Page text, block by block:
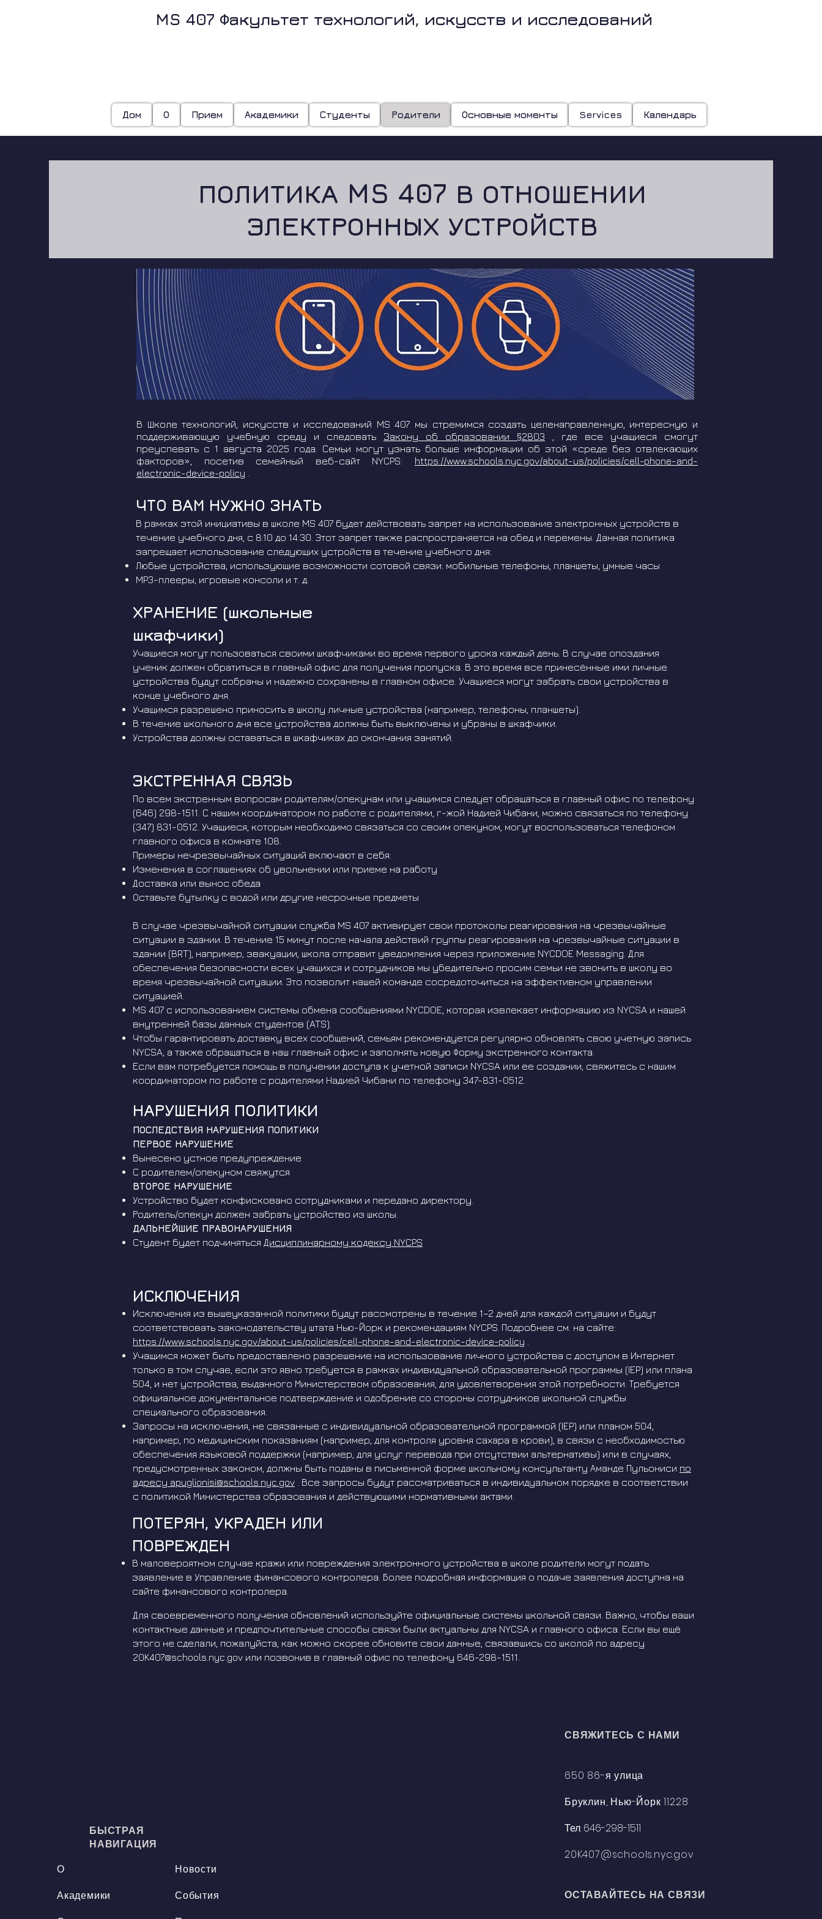
MS 407 Факультет технологий, искусств и исследований
Дом О Прием Академики Студенты Родители Основные моменты Services Календарь
ПОЛИТИКА MS 407 В ОТНОШЕНИИ
ЭЛЕКТРОННЫХ УСТРОЙСТВ
В Школе технологий, искусств и исследований MS 407 мы стремимся создать целенаправленную, интересную и
поддерживающую учебную среду и следовать Закону об образовании §2803 , где все учащиеся смогут
преуспевать с 1 августа 2025 года. Семьи могут узнать больше информации об этой «среде без отвлекающих
факторов», посетив семейный веб-сайт NYCPS: https://www.schools.nyc.gov/about-us/policies/cell-phone-and-
electronic-device-policy
ЧТО ВАМ НУЖНО ЗНАТЬ
В рамках этой инициативы в школе MS 407 будет действовать запрет на использование электронных устройств в
течение учебного дня, с 8:10 до 14:30. Этот запрет также распространяется на обед и перемены. Данная политика
запрещает использование следующих устройств в течение учебного дня:
Любые устройства, использующие возможности сотовой связи: мобильные телефоны, планшеты, умные часы
MP3-плееры, игровые консоли и т. д.
ХРАНЕНИЕ (школьные
шкафчики)
Учащиеся могут пользоваться своими шкафчиками во время первого урока каждый день. В случае опоздания
ученик должен обратиться в главный офис для получения пропуска. В это время все принесённые ими личные
устройства будут собраны и надежно сохранены в главном офисе. Учащиеся могут забрать свои устройства в
конце учебного дня.
Учащимся разрешено приносить в школу личные устройства (например, телефоны, планшеты).
В течение школьного дня все устройства должны быть выключены и убраны в шкафчики.
Устройства должны оставаться в шкафчиках до окончания занятий.
ЭКСТРЕННАЯ СВЯЗЬ
По всем экстренным вопросам родителям/опекунам или учащимся следует обращаться в главный офис по телефону
(646) 298-1511. С нашим координатором по работе с родителями, г-жой Надией Чибани, можно связаться по телефону
(347) 831-0512. Учащиеся, которым необходимо связаться со своим опекуном, могут воспользоваться телефоном
главного офиса в комнате 108.
Примеры нечрезвычайных ситуаций включают в себя:
Изменения в соглашениях об увольнении или приеме на работу
Доставка или вынос обеда
Оставьте бутылку с водой или другие несрочные предметы
В случае чрезвычайной ситуации служба MS 407 активирует свои протоколы реагирования на чрезвычайные
ситуации в здании. В течение 15 минут после начала действий группы реагирования на чрезвычайные ситуации в
здании (BRT), например, эвакуации, школа отправит уведомления через приложение NYCDOE Messaging. Для
обеспечения безопасности всех учащихся и сотрудников мы убедительно просим семьи не звонить в школу во
время чрезвычайной ситуации. Это позволит нашей команде сосредоточиться на эффективном управлении
ситуацией.
MS 407 с использованием системы обмена сообщениями NYCDOE, которая извлекает информацию из NYCSA и нашей
внутренней базы данных студентов (ATS).
Чтобы гарантировать доставку всех сообщений, семьям рекомендуется регулярно обновлять свою учетную запись
NYCSA, а также обращаться в наш главный офис и заполнять новую Форму экстренного контакта.
Если вам потребуется помощь в получении доступа к учетной записи NYCSA или ее создании, свяжитесь с нашим
координатором по работе с родителями Надией Чибани по телефону 347-831-0512.
НАРУШЕНИЯ ПОЛИТИКИ
ПОСЛЕДСТВИЯ НАРУШЕНИЯ ПОЛИТИКИ
ПЕРВОЕ НАРУШЕНИЕ
Вынесено устное предупреждение
С родителем/опекуном свяжутся
ВТОРОЕ НАРУШЕНИЕ
Устройство будет конфисковано сотрудниками и передано директору.
Родитель/опекун должен забрать устройство из школы.
ДАЛЬНЕЙШИЕ ПРАВОНАРУШЕНИЯ
Студент будет подчиняться Дисциплинарному кодексу NYCPS
ИСКЛЮЧЕНИЯ
Исключения из вышеуказанной политики будут рассмотрены в течение 1–2 дней для каждой ситуации и будут
соответствовать законодательству штата Нью-Йорк и рекомендациям NYCPS. Подробнее см. на сайте:
https://www.schools.nyc.gov/about-us/policies/cell-phone-and-electronic-device-policy
Учащимся может быть предоставлено разрешение на использование личного устройства с доступом в Интернет
только в том случае, если это явно требуется в рамках индивидуальной образовательной программы (IEP) или плана
504, и нет устройства, выданного Министерством образования, для удовлетворения этой потребности. Требуется
официальное документальное подтверждение и одобрение со стороны сотрудников школьной службы
специального образования.
Запросы на исключения, не связанные с индивидуальной образовательной программой (IEP) или планом 504,
например, по медицинским показаниям (например, для контроля уровня сахара в крови), в связи с необходимостью
обеспечения языковой поддержки (например, для услуг перевода при отсутствии альтернативы) или в случаях,
предусмотренных законом, должны быть поданы в письменной форме школьному консультанту Аманде Пульониси по
адресу apuglionisi@schools.nyc.gov . Все запросы будут рассматриваться в индивидуальном порядке в соответствии
с политикой Министерства образования и действующими нормативными актами.
ПОТЕРЯН, УКРАДЕН ИЛИ
ПОВРЕЖДЕН
В маловероятном случае кражи или повреждения электронного устройства в школе родители могут подать
заявление в Управление финансового контролера. Более подробная информация о подаче заявления доступна на
сайте финансового контролера.
Для своевременного получения обновлений используйте официальные системы школьной связи. Важно, чтобы ваши
контактные данные и предпочтительные способы связи были актуальны для NYCSA и главного офиса. Если вы ещё
этого не сделали, пожалуйста, как можно скорее обновите свои данные, связавшись со школой по адресу
20K407@schools.nyc.gov или позвонив в главный офис по телефону 646-298-1511.
БЫСТРАЯ
НАВИГАЦИЯ
О
Академики
Новости
События
СВЯЖИТЕСЬ С НАМИ
650 86-я улица
Бруклин, Нью-Йорк 11228
Тел: 646-298-1511
20K407@schools.nyc.gov
ОСТАВАЙТЕСЬ НА СВЯЗИ